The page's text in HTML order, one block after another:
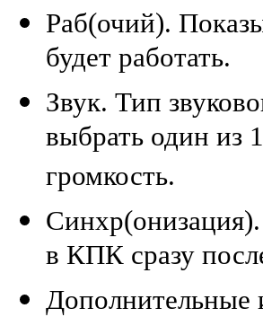
Раб(очий).
будет работать.
Звук. Тип
выбрать один из
громкость.
в КПК сразу
Дополнительные